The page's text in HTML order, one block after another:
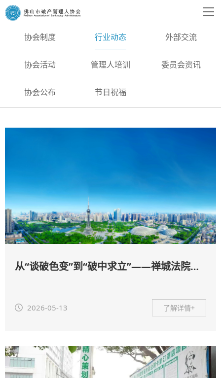
协会制度 行业动态 外部交流
协会活动 管理人培训 委员会资讯
协会公布 节日祝福
从“谈破色变”到“破中求立”——禅城法院执法治利刃破困局 助企纾困活水生春
了解详情+
2026-05-13